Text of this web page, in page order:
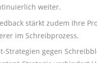
weiter.
stärkt zudem Ihre
im Schreibprozess.
Strategien gegen